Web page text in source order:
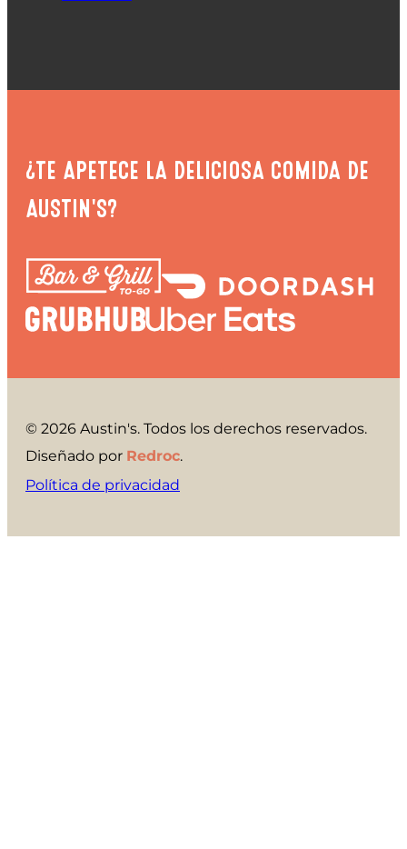
¿TE APETECE LA DELICIOSA COMIDA DE
AUSTIN'S?
© 2026 Austin's. Todos los derechos reservados.
Diseñado por Redroc.
Política de privacidad